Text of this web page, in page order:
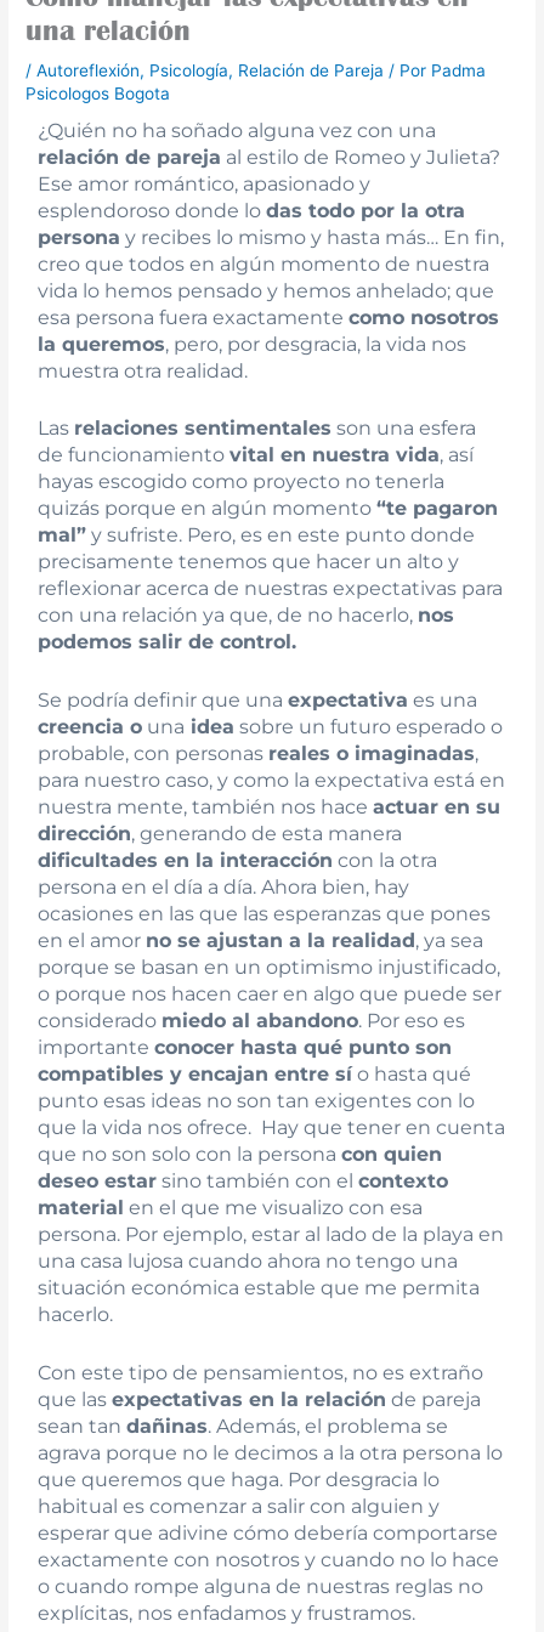
una relación
/Autoreflexión, Psicología, Relación de Pareja / Por Padma
Psicologos Bogota
¿Quién no ha soñado alguna vez con una
relación de pareja al estilo de Romeo y Julieta?
Ese amor romántico, apasionado y
esplendoroso donde lodas todo por la otra
persona y recibes lo mismo y hasta más… En fin,
creo que todos en algún momento de nuestra
vida lo hemos pensado y hemos anhelado; que
esa persona fuera exactamentecomo nosotros
la queremos, pero, por desgracia, la vida nos
muestra otra realidad.
Las relaciones sentimentales son una esfera
de funcionamientovital en nuestra vida, así
hayas escogido como proyecto no tenerla
quizás porque en algún momento“te pagaron
mal” y sufriste. Pero, es en este punto donde
precisamente tenemos que hacer un alto y
reflexionar acerca de nuestras expectativas para
con una relación ya que, de no hacerlo, nos
podemos salir de control.
Se podría definir que unaexpectativa es una
creencia o una idea sobre un futuro esperado o
probable, con personas reales o imaginadas,
para nuestro caso, y como la expectativa está en
nuestra mente, también nos haceactuar en su
dirección, generando de esta manera
dificultades en la interacción con la otra
persona en el día a día. Ahora bien, hay
ocasiones en las que las esperanzas que pones
en el amor no se ajustan a la realidad, ya sea
porque se basan en un optimismo injustificado,
o porque nos hacen caer en algo que puede ser
considerado miedo al abandono. Por eso es
importanteconocer hasta qué punto son
compatibles y encajan entre sío hasta qué
punto esas ideas no son tan exigentes con lo
que la vida nos ofrece. Hay que tener en cuenta
que no son solo con la personacon quien
deseo estar sino también con elcontexto
material en el que me visualizo con esa
persona. Por ejemplo, estar al lado de la playa en
una casa lujosa cuando ahora no tengo una
situación económica estable que me permita
hacerlo.
Con este tipo de pensamientos, no es extraño
que lasexpectativas en la relación de pareja
sean tandañinas. Además, el problema se
agrava porque no le decimos a la otra persona lo
que queremos que haga. Por desgracia lo
habitual es comenzar a salir con alguien y
esperar que adivine cómo debería comportarse
exactamente con nosotros y cuando no lo hace
o cuando rompe alguna de nuestras reglas no
explícitas, nos enfadamos y frustramos.